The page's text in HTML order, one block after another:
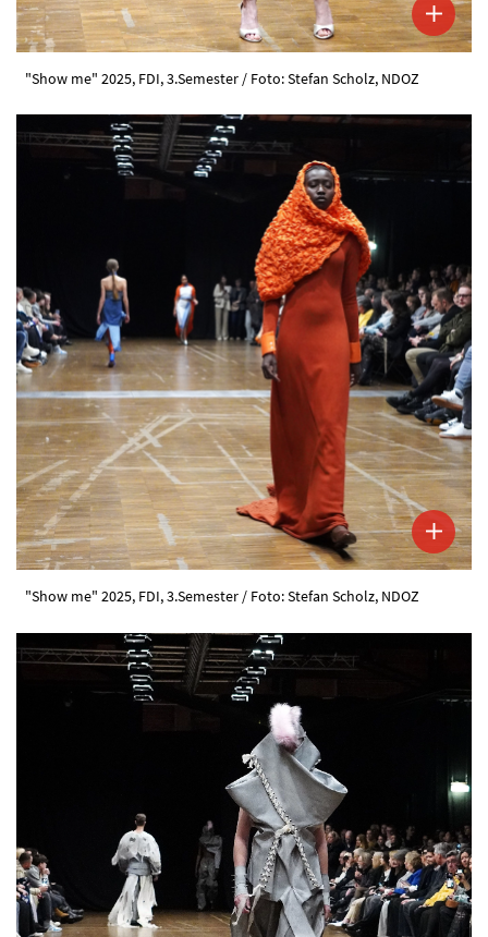
"Show me" 2025, FDI, 3.Semester / Foto: Stefan Scholz, NDOZ
"Show me" 2025, FDI, 3.Semester / Foto: Stefan Scholz, NDOZ